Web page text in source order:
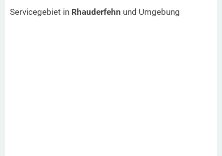
Servicegebiet in Rhauderfehn und Umgebung